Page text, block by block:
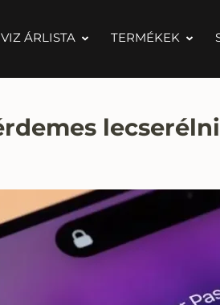
ÁRLISTA TERMÉKEK